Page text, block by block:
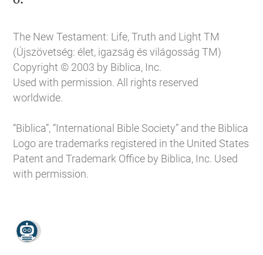
The New Testament: Life, Truth and Light TM
(Újszövetség: élet, igazság és világosság TM)
Copyright © 2003 by Biblica, Inc.
Used with permission. All rights reserved
worldwide.
“Biblica”, “International Bible Society” and the Biblica
Logo are trademarks registered in the United States
Patent and Trademark Office by Biblica, Inc. Used
with permission.